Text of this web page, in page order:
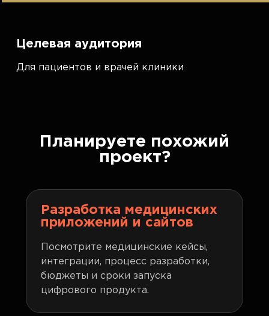
Целевая аудитория
Для пациентов и врачей клиники
Планируете похожий
проект?
Разработка медицинских
приложений и сайтов
Посмотрите медицинские кейсы,
интеграции, процесс разработки,
бюджеты и сроки запуска
цифрового продукта.